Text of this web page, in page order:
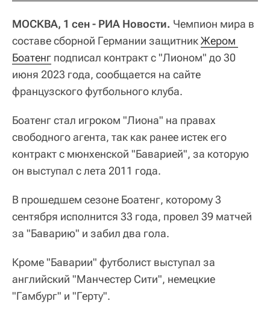
МОСКВА, 1 сен - РИА Новости. Чемпион мира в
составе сборной Германии защитникЖером
Боатенг подписал контракт с "Лионом" до 30
июня 2023 года, сообщается на сайте
французского футбольного клуба.
Боатенг стал игроком "Лиона" на правах
свободного агента, так как ранее истек его
контракт с мюнхенской "Баварией", за которую
он выступал с лета 2011 года.
В прошедшем сезоне Боатенг, которому 3
сентября исполнится 33 года, провел 39 матчей
за "Баварию" и забил два гола.
Кроме "Баварии" футболист выступал за
английский "Манчестер Сити", немецкие
"Гамбург" и "Герту".